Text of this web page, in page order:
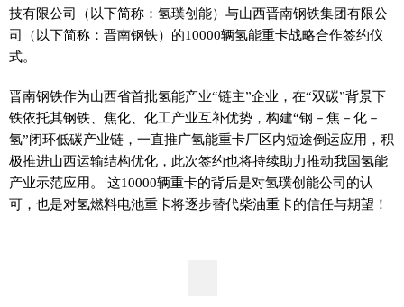
技有限公司（以下简称：氢璞创能）与山西晋南钢铁集团有限公
司（以下简称：晋南钢铁）的10000辆氢能重卡战略合作签约仪
式。
晋南钢铁作为山西省首批氢能产业“链主”企业，在“双碳”背景下
铁依托其钢铁、焦化、化工产业互补优势，构建“钢－焦－化－
氢”闭环低碳产业链，一直推广氢能重卡厂区内短途倒运应用，积
极推进山西运输结构优化，此次签约也将持续助力推动我国氢能
产业示范应用。 这10000辆重卡的背后是对氢璞创能公司的认
可，也是对氢燃料电池重卡将逐步替代柴油重卡的信任与期望！